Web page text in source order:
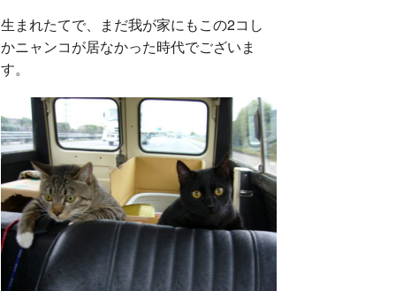
生まれたてで、まだ我が家にもこの2コし
かニャンコが居なかった時代でございま
す。